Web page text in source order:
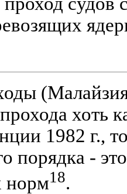
хоть
1982 г.,
порядка -
норм18.